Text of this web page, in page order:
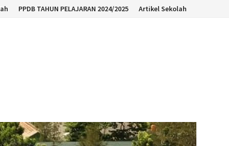
PPDB TAHUN PELAJARAN 2024/2025 Artikel Sekolah